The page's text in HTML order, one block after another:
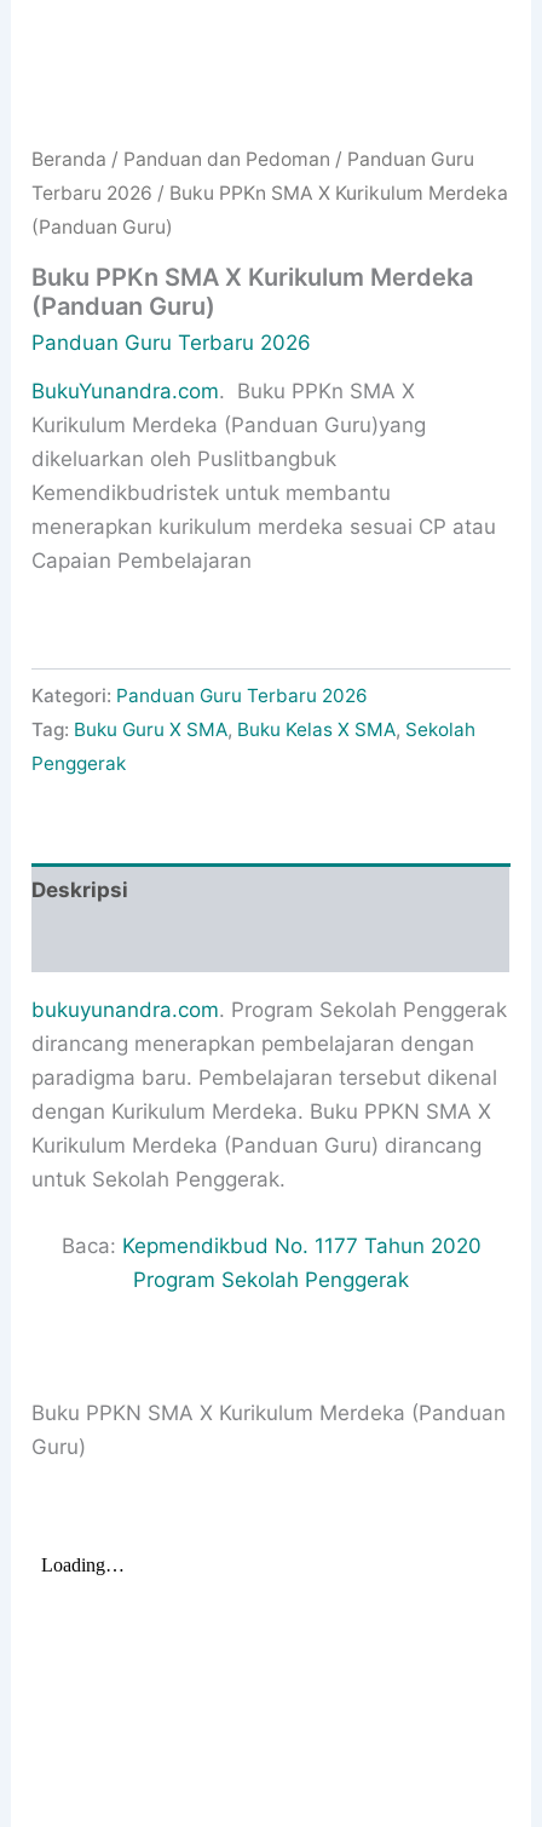
Beranda / Panduan dan Pedoman / Panduan Guru
Terbaru 2026 / Buku PPKn SMA X Kurikulum Merdeka
(Panduan Guru)
Buku PPKn SMA X Kurikulum Merdeka
(Panduan Guru)
Panduan Guru Terbaru 2026
BukuYunandra.com. Buku PPKn SMA X
Kurikulum Merdeka (Panduan Guru)yang
dikeluarkan oleh Puslitbangbuk
Kemendikbudristek untuk membantu
menerapkan kurikulum merdeka sesuai CP atau
Capaian Pembelajaran
Kategori: Panduan Guru Terbaru 2026
Tag: Buku Guru X SMA, Buku Kelas X SMA, Sekolah
Penggerak
Deskripsi
bukuyunandra.com. Program Sekolah Penggerak
dirancang menerapkan pembelajaran dengan
paradigma baru. Pembelajaran tersebut dikenal
dengan Kurikulum Merdeka. Buku PPKN SMA X
Kurikulum Merdeka (Panduan Guru) dirancang
untuk Sekolah Penggerak.
Baca: Kepmendikbud No. 1177 Tahun 2020
Program Sekolah Penggerak
Buku PPKN SMA X Kurikulum Merdeka (Panduan
Guru)